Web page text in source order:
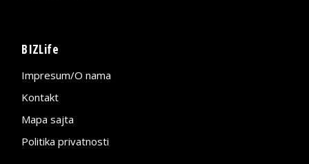
BIZLife
Impresum/O nama
Kontakt
Mapa sajta
Politika privatnosti